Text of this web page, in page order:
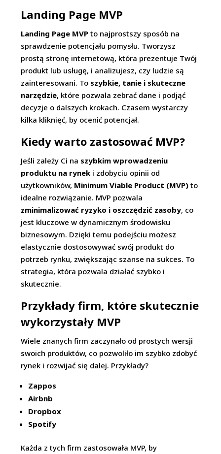
Landing Page MVP
Landing Page MVP to najprostszy sposób na
sprawdzenie potencjału pomysłu. Tworzysz
prostą stronę internetową, która prezentuje Twój
produkt lub usługę, i analizujesz, czy ludzie są
zainteresowani. To szybkie, tanie i skuteczne
narzędzie, które pozwala zebrać dane i podjąć
decyzje o dalszych krokach. Czasem wystarczy
kilka kliknięć, by ocenić potencjał.
Kiedy warto zastosować MVP?
Jeśli zależy Ci na szybkim wprowadzeniu
produktu na rynek i zdobyciu opinii od
użytkowników, Minimum Viable Product (MVP) to
idealne rozwiązanie. MVP pozwala
zminimalizować ryzyko i oszczędzić zasoby, co
jest kluczowe w dynamicznym środowisku
biznesowym. Dzięki temu podejściu możesz
elastycznie dostosowywać swój produkt do
potrzeb rynku, zwiększając szanse na sukces. To
strategia, która pozwala działać szybko i
skutecznie.
Przykłady firm, które skutecznie
wykorzystały MVP
Wiele znanych firm zaczynało od prostych wersji
swoich produktów, co pozwoliło im szybko zdobyć
rynek i rozwijać się dalej. Przykłady?
Zappos
Airbnb
Dropbox
Spotify
Każda z tych firm zastosowała MVP, by